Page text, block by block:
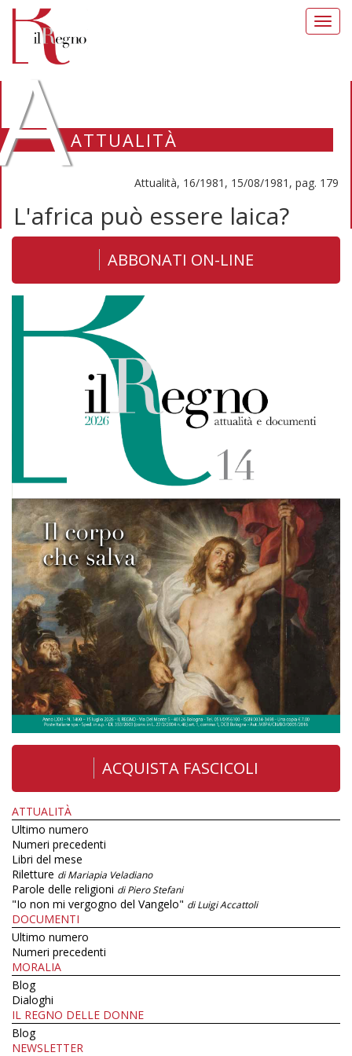
ATTUALITÀ
Attualità, 16/1981, 15/08/1981, pag. 179
L'africa può essere laica?
ABBONATI ON-LINE
ACQUISTA FASCICOLI
ATTUALITÀ
Ultimo numero
Numeri precedenti
Libri del mese
Riletture di Mariapia Veladiano
Parole delle religioni di Piero Stefani
"Io non mi vergogno del Vangelo" di Luigi Accattoli
DOCUMENTI
Ultimo numero
Numeri precedenti
MORALIA
Blog
Dialoghi
IL REGNO DELLE DONNE
Blog
NEWSLETTER